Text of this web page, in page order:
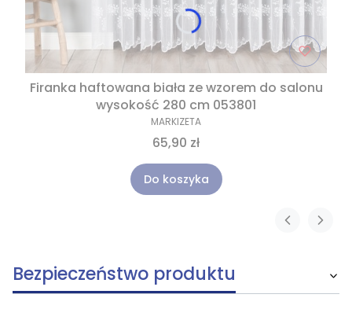
Firanka haftowana biała ze wzorem do salonu
wysokość 280 cm 053801
MARKIZETA
65,90 zł
Do koszyka
Bezpieczeństwo produktu